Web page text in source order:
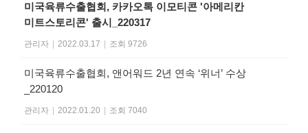
미국육류수출협회, 카카오톡 이모티콘 '아메리칸
미트스토리콘' 출시_220317
관리자 2022.03.17 조회 9726
미국육류수출협회, 앤어워드 2년 연속 ‘위너’ 수상
_220120
관리자 2022.01.20 조회 7040